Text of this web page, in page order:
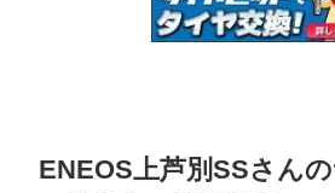
ENEOS上芦別SSさん